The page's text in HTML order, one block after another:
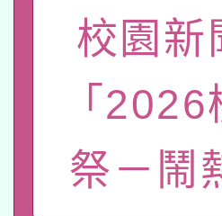
年度健康
業成長研
原住民族
族教育國
轉知教育
新北市政
師專業成
方素養工
函轉國立
族語言臺
「族語學
轉知有關
文教學共
教育部國
本市兒童
校園新
「
祭－鬧